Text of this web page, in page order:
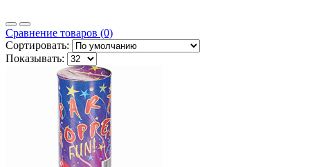
Сравнение товаров (0)
Сортировать:
Показывать: